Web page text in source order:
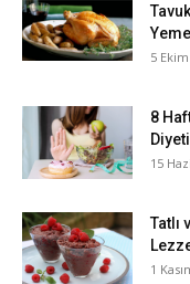
5
8
Diyeti
15
Tatlı
1